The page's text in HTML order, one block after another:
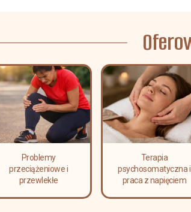
Problemy
przeciążeniowe i
przewlekłe
Terapia
psychosomatyczna i
praca z napięciem